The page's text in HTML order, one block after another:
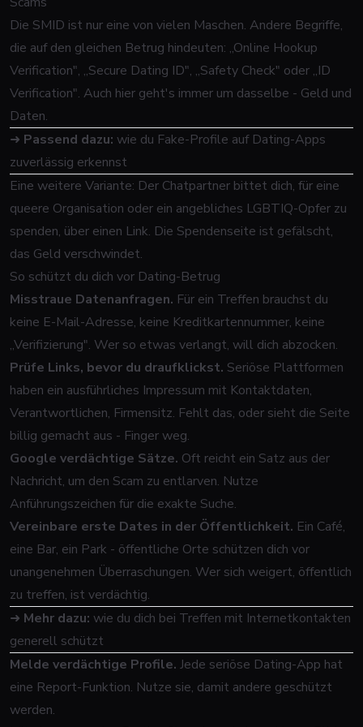
Die SMID ist nur eine von vielen Maschen. Andere Begriffe,
die auf den gleichen Betrug hindeuten: „Online Hookup
Verification", „Secure Dating ID", „Safety Check" oder „ID
Verification". Auch hier geht's immer um dasselbe - Geld und
Daten.
➜ Passend dazu: wie du Fake-Profile auf Dating-Apps
zuverlässig erkennst
Eine weitere Variante: Der Chatpartner bittet dich, für eine
queere Organisation oder ein angebliches LGBTIQ-Opfer zu
spenden, über einen Link. Die Spendenseite ist gefälscht,
das Geld verschwindet.
So schützt du dich vor Dating-Betrug
Misstraue Datenanfragen. Für ein Treffen brauchst du
keine E-Mail-Adresse, keine Kreditkartennummer, keine
„Verifizierung". Wer so etwas verlangt, will dich abzocken.
Prüfe Links, bevor du draufklickst. Seriöse Plattformen
haben ein ausführliches Impressum mit Kontaktdaten,
Verantwortlichen, Firmensitz. Fehlt das, oder sieht die Seite
billig gemacht aus - Finger weg.
Google verdächtige Sätze. Oft reicht ein Satz aus der
Nachricht, um den Scam zu entlarven. Nutze
Anführungszeichen für die exakte Suche.
Vereinbare erste Dates in der Öffentlichkeit. Ein Café,
eine Bar, ein Park - öffentliche Orte schützen dich vor
unangenehmen Überraschungen. Wer sich weigert, öffentlich
zu treffen, ist verdächtig.
➜ Mehr dazu: wie du dich bei Treffen mit Internetkontakten
generell schützt
Melde verdächtige Profile. Jede seriöse Dating-App hat
eine Report-Funktion. Nutze sie, damit andere geschützt
werden.